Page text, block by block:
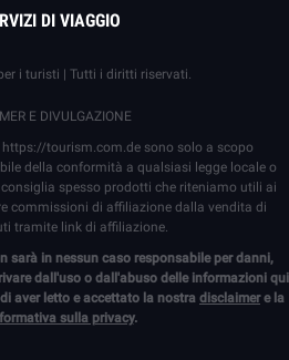
DI VIAGGIO
i turisti | Tutti i diritti riservati.
E DIVULGAZIONE
https://tourism.com.desono solo a scopo
della conformità a qualsiasi legge locale o
spesso prodotti che riteniamo utili ai
commissioni di affiliazione dalla vendita di
tramite link di affiliazione.
sarà in nessun caso responsabile per danni,
dall'uso o dall'abuso delle informazioni qui
aver letto e accettato la nostra disclaimere la
sulla privacy.